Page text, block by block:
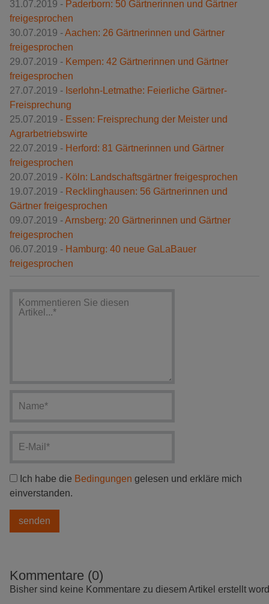
31.07.2019 - Paderborn: 50 Gärtnerinnen und Gärtner
freigesprochen
30.07.2019 -Aachen: 26 Gärtnerinnen und Gärtner
freigesprochen
29.07.2019 - Kempen: 42 Gärtnerinnen und Gärtner
freigesprochen
27.07.2019 - Iserlohn-Letmathe: Feierliche Gärtner-
Freisprechung
25.07.2019 - Essen: Freisprechung der Meister und
Agrarbetriebswirte
22.07.2019 - Herford: 81 Gärtnerinnen und Gärtner
freigesprochen
20.07.2019 - Köln: Landschaftsgärtner freigesprochen
19.07.2019 - Recklinghausen: 56 Gärtnerinnen und
Gärtner freigesprochen
09.07.2019 -Arnsberg: 20 Gärtnerinnen und Gärtner
freigesprochen
06.07.2019 - Hamburg: 40 neue GaLaBauer
freigesprochen
Ich habe die Bedingungen gelesen und erkläre mich
einverstanden.
Kommentare (0)
Bisher sind keine Kommentare zu diesem Artikel erstellt